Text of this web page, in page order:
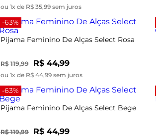
ou 1x de R$ 35,99 sem juros
-63%
Pijama Feminino De Alças Select Rosa
R$ 119,99 R$ 44,99
ou 1x de R$ 44,99 sem juros
-63%
Pijama Feminino De Alças Select Bege
R$ 119,99 R$ 44,99